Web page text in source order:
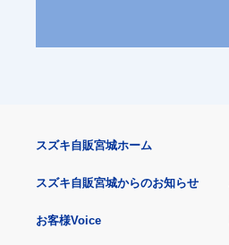
スズキ自販宮城ホーム
スズキ自販宮城からのお知らせ
お客様Voice